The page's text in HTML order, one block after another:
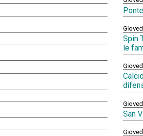
Spin
le
San